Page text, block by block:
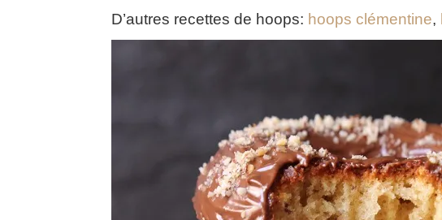
D’autres recettes de hoops: hoops clémentine,